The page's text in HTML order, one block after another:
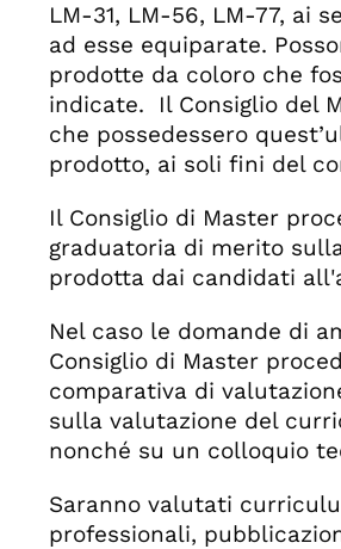
LM-31, LM-56, LM-77, ai
ad esse equiparate.
prodotte da coloro che
indicate. Il Consiglio del
che possedessero
prodotto, ai soli fini del
Il Consiglio di Master
graduatoria di merito
prodotta dai candidati
Nel caso le domande di
Consiglio di Master
comparativa di
sulla valutazione del
nonché su un colloquio
Saranno valutati
professionali,